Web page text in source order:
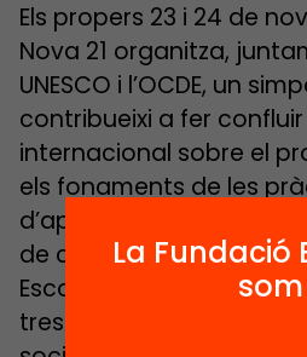
Els propers 23 i 24 de
Nova 21 organitza,
UNESCO i l’OCDE, un
contribueixi a fer
internacional sobre el
els fonaments de les
d’aprenentatge amb la
de canvi educatiu
Escola Nova 21 vol
tres anys a empoderar
La Fundació
som